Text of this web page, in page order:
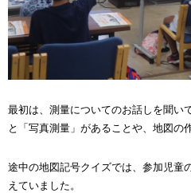
最初は、測量についてのお話しを聞い
と「写真測量」があることや、地図の
途中の地図記号クイズでは、参加児童
えていました。